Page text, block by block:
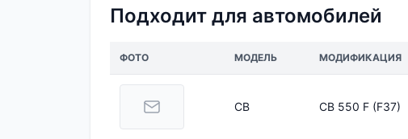
Подходит для автомобилей
ФОТО МОДЕЛЬ МОДИФИКАЦИЯ
CB CB 550 F (F37)